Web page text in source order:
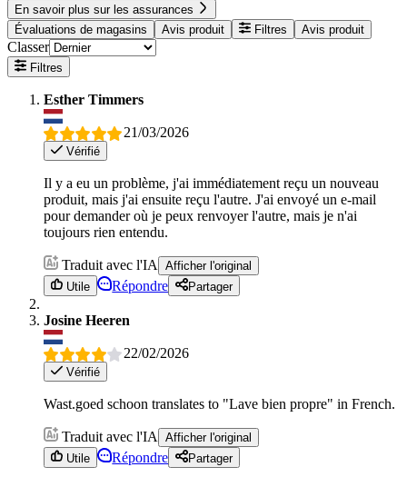
En savoir plus sur les assurances
Évaluations de magasins
Avis produit Filtres Avis produit
Classer
Filtres
Esther Timmers
21/03/2026
Vérifié
Il y a eu un problème, j'ai immédiatement reçu un nouveau
produit, mais j'ai ensuite reçu l'autre. J'ai envoyé un e-mail
pour demander où je peux renvoyer l'autre, mais je n'ai
toujours rien entendu.
Traduit avec l'IA
Afficher l'original
Utile
Répondre Partager
Josine Heeren
22/02/2026
Vérifié
Wast.goed schoon translates to "Lave bien propre" in French.
Traduit avec l'IA
Afficher l'original
Utile
Répondre Partager